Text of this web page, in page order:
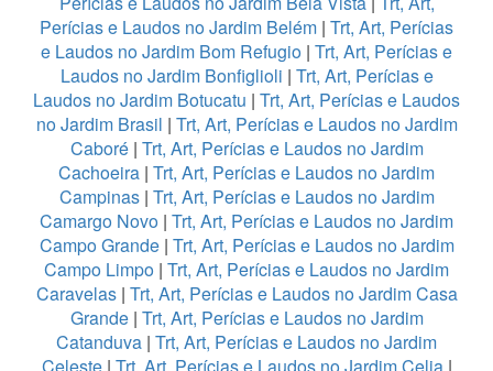
Perícias e Laudos no Jardim Belém | Trt, Art, Perícias
e Laudos no Jardim Bom Refugio | Trt, Art, Perícias e
Laudos no Jardim Bonfiglioli | Trt, Art, Perícias e
Laudos no Jardim Botucatu | Trt, Art, Perícias e Laudos
no Jardim Brasil | Trt, Art, Perícias e Laudos no Jardim
Caboré| Trt, Art, Perícias e Laudos no Jardim
Cachoeira | Trt, Art, Perícias e Laudos no Jardim
Campinas| Trt, Art, Perícias e Laudos no Jardim
Camargo Novo | Trt, Art, Perícias e Laudos no Jardim
Campo Grande| Trt, Art, Perícias e Laudos no Jardim
Campo Limpo | Trt, Art, Perícias e Laudos no Jardim
Caravelas| Trt, Art, Perícias e Laudos no Jardim Casa
Grande| Trt, Art, Perícias e Laudos no Jardim
Catanduva | Trt, Art, Perícias e Laudos no Jardim